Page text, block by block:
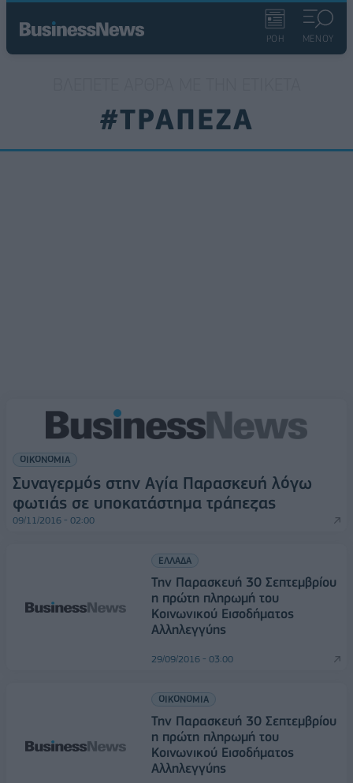
ΡΟΗ ΜΕΝΟΥ
#ΤΡΑΠΕΖΑ
ΟΙΚΟΝΟΜΙΑ
Συναγερμός στην Αγία Παρασκευή λόγω
φωτιάς σε υποκατάστημα τράπεζας
09/11/2016 - 02:00
ΕΛΛΑΔΑ
Την Παρασκευή 30 Σεπτεμβρίου
η πρώτη πληρωμή του
Κοινωνικού Εισοδήματος
Αλληλεγγύης
29/09/2016 - 03:00
ΟΙΚΟΝΟΜΙΑ
Την Παρασκευή 30 Σεπτεμβρίου
η πρώτη πληρωμή του
Κοινωνικού Εισοδήματος
Αλληλεγγύης